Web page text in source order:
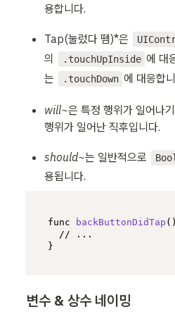
용합니다.
Tap(눌렀다 뗌)*은
의 .touchUpInside 에 대
는
.touchDown 에 대응합
will~은 특정 행위가 일어나
행위가 일어난 직후입니다.
should~는 일반적으로 Bool
용됩니다.
func backButtonDidTap (
// ...
}
변수 & 상수 네이밍